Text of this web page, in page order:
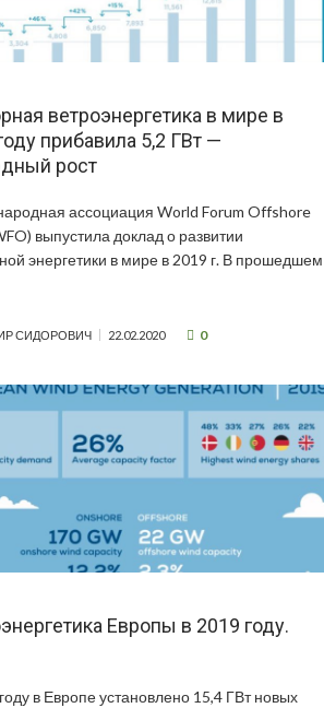
ветроэнергетика в мире в
прибавила 5,2 ГВт —
рост
ассоциация World Forum Offshore
выпустила доклад о развитии
энергетики в мире в 2019 г. В прошедшем
СИДОРОВИЧ 22.02.2020 0
Европы в 2019 году.
в Европе установлено 15,4 ГВт новых